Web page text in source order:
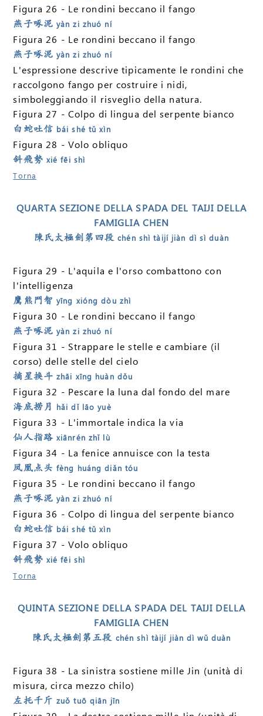
Figura 26 - Le rondini beccano il fango
燕子啄泥 yàn zi zhuó ní
Figura 26 - Le rondini beccano il fango
燕子啄泥 yàn zi zhuó ní
L'espressione descrive tipicamente le rondini che
raccolgono fango per costruire i nidi,
simboleggiando il risveglio della natura.
Figura 27 - Colpo di lingua del serpente bianco
白蛇吐信 bái shé tǔ xìn
Figura 28 - Volo obliquo
斜飛勢 xié fēi shì
Torna
QUARTA SEZIONE DELLA SPADA DEL TAIJI DELLA
FAMIGLIA CHEN
陳氏太極劍第四段 chén shì tàijí jiàn dì sì duàn
Figura 29 - L'aquila e l'orso combattono con
l'intelligenza
鷹熊鬥智 yīng xióng dòu zhì
Figura 30 - Le rondini beccano il fango
燕子啄泥 yàn zi zhuó ní
Figura 31 - Strappare le stelle e cambiare (il
corso) delle stelle del cielo
摘星换斗 zhāi xīng huàn dǒu
Figura 32 - Pescare la luna dal fondo del mare
海底捞月 hǎi dǐ lāo yuè
Figura 33 - L'immortale indica la via
仙人指路 xiānrén zhǐ lù
Figura 34 - La fenice annuisce con la testa
凤凰点头 fèng huáng diǎn tóu
Figura 35 - Le rondini beccano il fango
燕子啄泥 yàn zi zhuó ní
Figura 36 - Colpo di lingua del serpente bianco
白蛇吐信 bái shé tǔ xìn
Figura 37 - Volo obliquo
斜飛勢 xié fēi shì
Torna
QUINTA SEZIONE DELLA SPADA DEL TAIJI DELLA
FAMIGLIA CHEN
陳氏太極劍第五段 chén shì tàijí jiàn dì wǔ duàn
Figura 38 - La sinistra sostiene mille Jin (unità di
misura, circa mezzo chilo)
左托千斤 zuǒ tuō qiān jīn